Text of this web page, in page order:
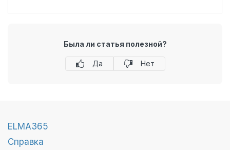
Была ли статья полезной?
Да Нет
ELMA365
Справка